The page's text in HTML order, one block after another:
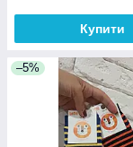
Купити
–5%